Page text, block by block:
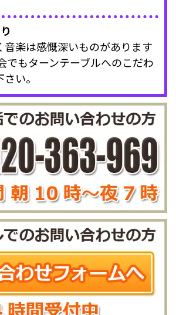
音楽は感慨深いものがあります
でもターンテーブルへのこだわ
い。